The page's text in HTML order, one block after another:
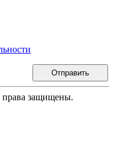
Отправить
защищены.